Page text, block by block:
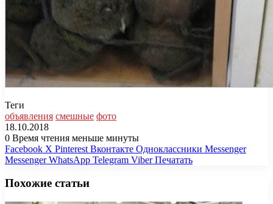
Теги
объявления смешные фото
18.10.2018
0 Время чтения меньше минуты
Facebook X Pinterest Вконтакте Одноклассники Messenger
Messenger WhatsApp Telegram Viber Печатать
Похожие статьи